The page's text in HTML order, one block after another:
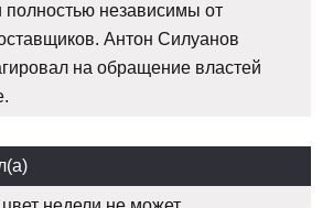
полностью независимы от
Антон Силуанов
на обращение властей